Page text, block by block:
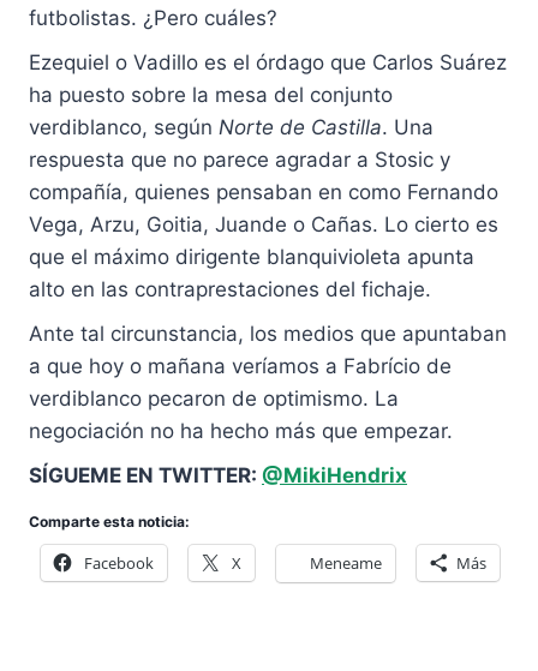
futbolistas. ¿Pero cuáles?
Ezequiel o Vadillo es el órdago que Carlos Suárez
ha puesto sobre la mesa del conjunto
verdiblanco, según Norte de Castilla. Una
respuesta que no parece agradar a Stosic y
compañía, quienes pensaban en como Fernando
Vega, Arzu, Goitia, Juande o Cañas. Lo cierto es
que el máximo dirigente blanquivioleta apunta
alto en las contraprestaciones del fichaje.
Ante tal circunstancia, los medios que apuntaban
a que hoy o mañana veríamos a Fabrício de
verdiblanco pecaron de optimismo. La
negociación no ha hecho más que empezar.
SÍGUEME EN TWITTER: @MikiHendrix
Comparte esta noticia:
Facebook X Meneame Más